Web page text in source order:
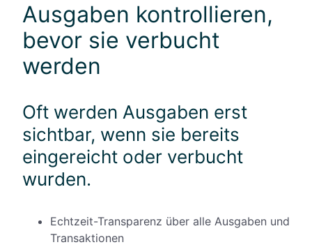
Ausgaben kontrollieren,
bevor sie verbucht
werden
Oft werden Ausgaben erst
sichtbar, wenn sie bereits
eingereicht oder verbucht
wurden.
Echtzeit-Transparenz über alle Ausgaben und
Transaktionen